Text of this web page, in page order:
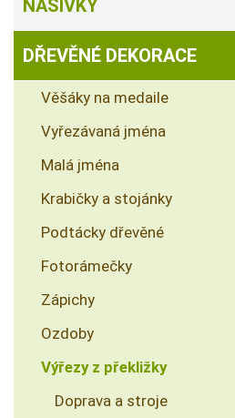
NÁŠIVKY
DŘEVĚNÉ DEKORACE
Věšáky na medaile
Vyřezávaná jména
Malá jména
Krabičky a stojánky
Podtácky dřevěné
Fotorámečky
Zápichy
Ozdoby
Výřezy z překližky
Doprava a stroje